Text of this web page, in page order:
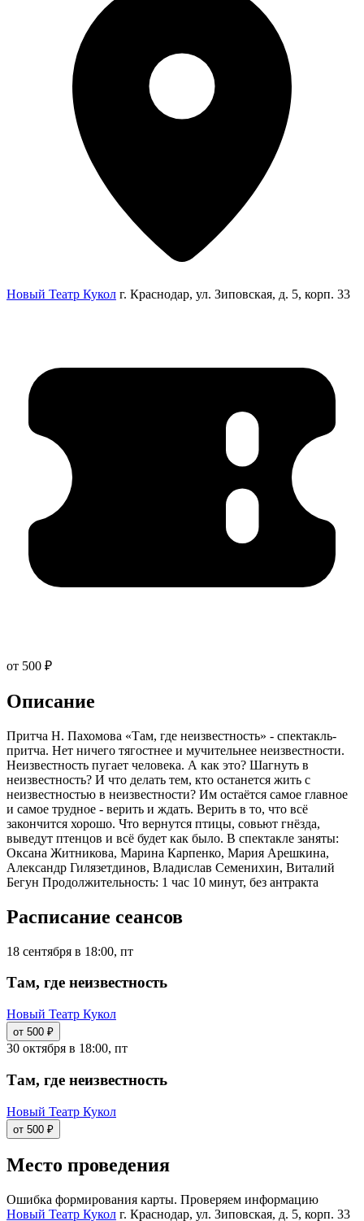
Новый Театр Кукол г. Краснодар, ул. Зиповская, д. 5, корп. 33
от 500 ₽
Описание
Притча Н. Пахомова «Там, где неизвестность» - спектакль-
притча. Нет ничего тягостнее и мучительнее неизвестности.
Неизвестность пугает человека. А как это? Шагнуть в
неизвестность? И что делать тем, кто останется жить с
неизвестностью в неизвестности? Им остаётся самое главное
и самое трудное - верить и ждать. Верить в то, что всё
закончится хорошо. Что вернутся птицы, совьют гнëзда,
выведут птенцов и всё будет как было. В спектакле заняты:
Оксана Житникова, Марина Карпенко, Мария Арешкина,
Александр Гилязетдинов, Владислав Семенихин, Виталий
Бегун Продолжительность: 1 час 10 минут, без антракта
Расписание сеансов
18 сентября в 18:00, пт
Там, где неизвестность
Новый Театр Кукол
от 500 ₽
30 октября в 18:00, пт
Там, где неизвестность
Новый Театр Кукол
от 500 ₽
Место проведения
Ошибка формирования карты. Проверяем информацию
Новый Театр Кукол г. Краснодар, ул. Зиповская, д. 5, корп. 33